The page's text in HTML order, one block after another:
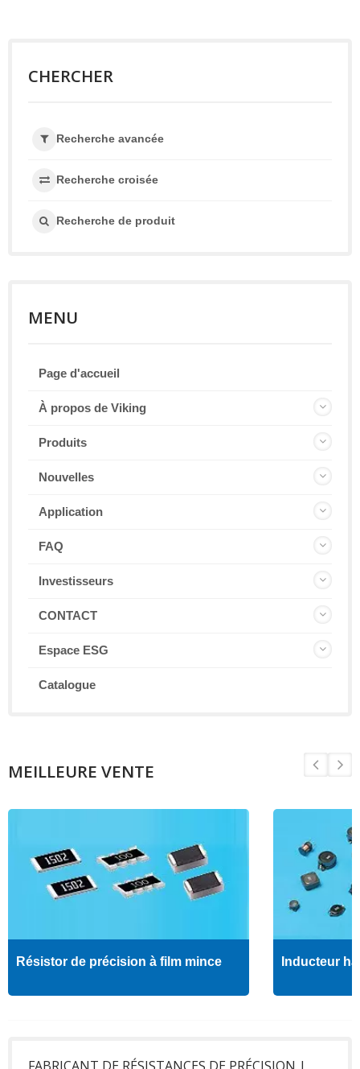
CHERCHER
Recherche avancée
Recherche croisée
Recherche de produit
MENU
Page d'accueil
À propos de Viking
Produits
Nouvelles
Application
FAQ
Investisseurs
CONTACT
Espace ESG
Catalogue
MEILLEURE VENTE
Résistor de précision à film mince Inducteur